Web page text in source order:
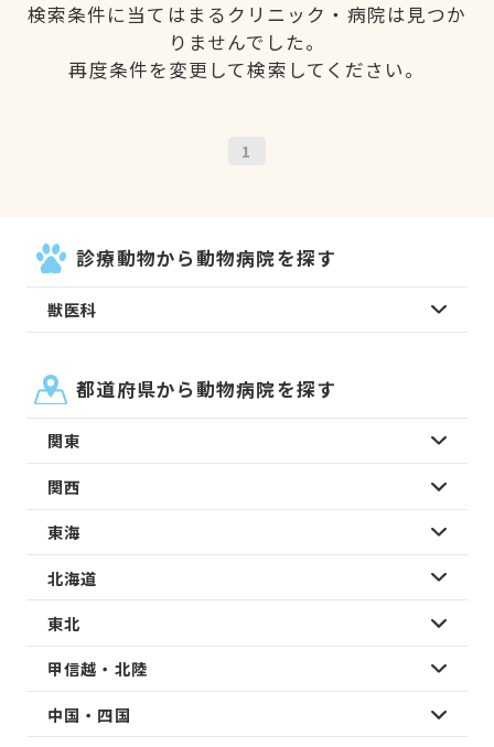
検索条件に当てはまるクリニック・病院は見つか
りませんでした。
再度条件を変更して検索してください。
1
診療動物から動物病院を探す
獣医科
都道府県から動物病院を探す
関東
関西
東海
北海道
東北
甲信越・北陸
中国・四国